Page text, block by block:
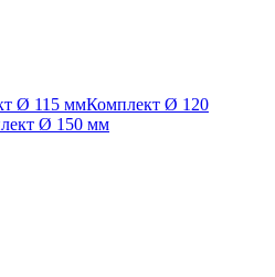
Ø 115 ммКомплект Ø 120
Ø 150 мм